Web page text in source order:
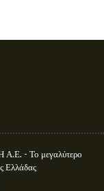
- Το μεγαλύτερο
Ελλάδας